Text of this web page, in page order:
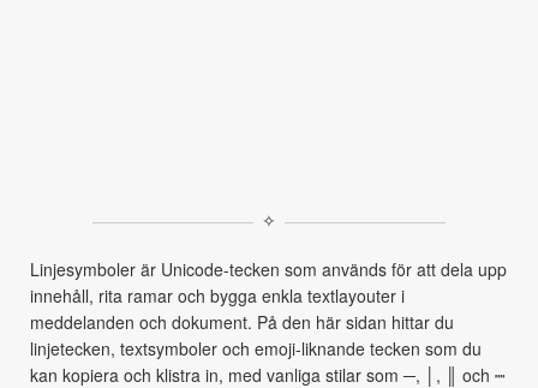
✧
Linjesymboler är Unicode-tecken som används för att dela upp
innehåll, rita ramar och bygga enkla textlayouter i
meddelanden och dokument. På den här sidan hittar du
linjetecken, textsymboler och emoji-liknande tecken som du
kan kopiera och klistra in, med vanliga stilar som ─, │, ║ och ┉